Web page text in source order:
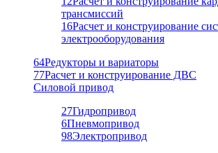
трансмиссий
16Расчет и конструирование
электрооборудования
64Редукторы и вариаторы
77Расчет и конструирование ДВС
Силовой привод
27Гидропривод
6Пневмопривод
98Электропривод